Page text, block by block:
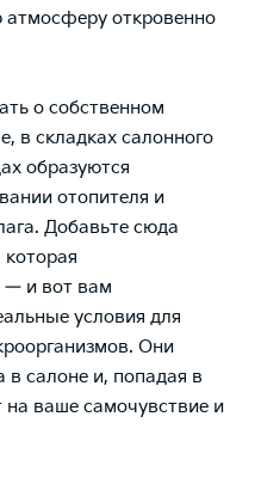
откровенно
о собственном
в складках салонного
образуются
отопителя и
Добавьте сюда
— и вот вам
условия для
Они
в салоне и, попадая в
ваше самочувствие и